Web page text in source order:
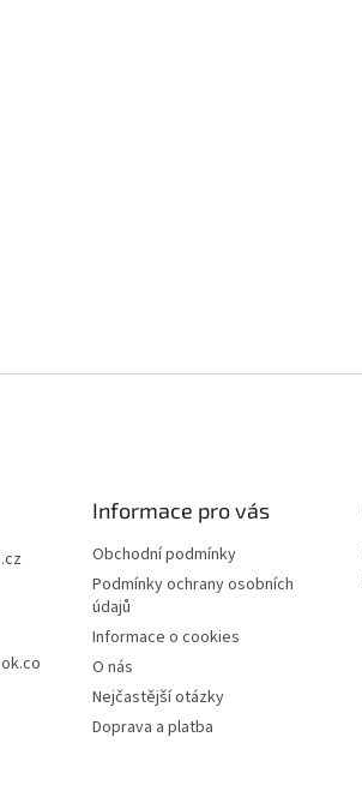
Informace pro vás
Obchodní podmínky
Podmínky ochrany osobních
údajů
Informace o cookies
O nás
Nejčastější otázky
Doprava a platba